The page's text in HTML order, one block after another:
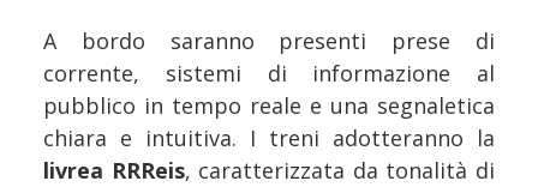
A bordo saranno presenti prese di
corrente, sistemi di informazione al
pubblico in tempo reale e una segnaletica
chiara e intuitiva. I treni adotteranno la
livrea RRReis, caratterizzata da tonalità di